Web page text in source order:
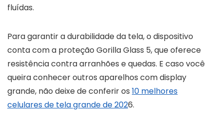
fluídas.
Para garantir a durabilidade da tela, o dispositivo
conta com a proteção Gorilla Glass 5, que oferece
resistência contra arranhões e quedas. E caso você
queira conhecer outros aparelhos com display
grande, não deixe de conferir os 10 melhores
celulares de tela grande de 2026.